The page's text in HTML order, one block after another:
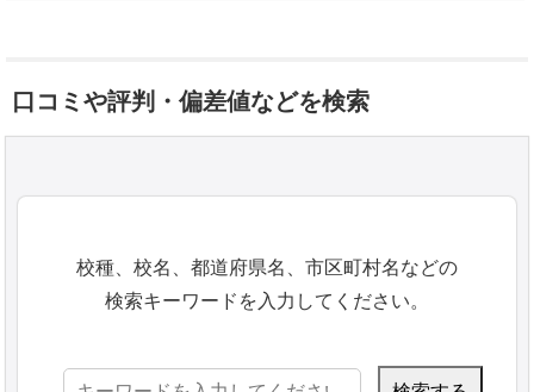
口コミや評判・偏差値などを検索
校種、校名、都道府県名、市区町村名などの
検索キーワードを入力してください。
検